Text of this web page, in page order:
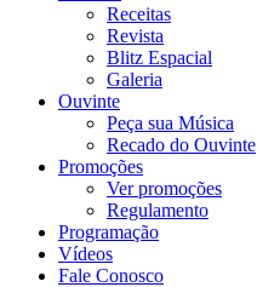
Receitas
Revista
Blitz Espacial
Galeria
Ouvinte
Peça sua Música
Recado do Ouvinte
Promoções
Ver promoções
Regulamento
Programação
Vídeos
Fale Conosco